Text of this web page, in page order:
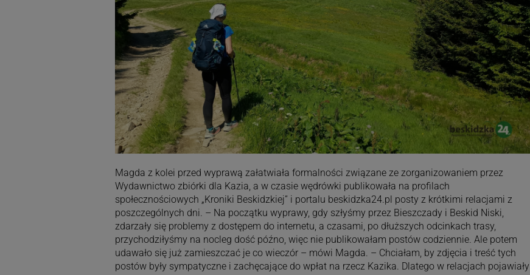
Magda z kolei przed wyprawą załatwiała formalności związane ze zorganizowaniem przez
Wydawnictwo zbiórki dla Kazia, a w czasie wędrówki publikowała na profilach
społecznościowych „Kroniki Beskidzkiej” i portalu beskidzka24.pl posty z krótkimi relacjami z
poszczególnych dni. – Na początku wyprawy, gdy szłyśmy przez Bieszczady i Beskid Niski,
zdarzały się problemy z dostępem do internetu, a czasami, po dłuższych odcinkach trasy,
przychodziłyśmy na nocleg dość późno, więc nie publikowałam postów codziennie. Ale potem
udawało się już zamieszczać je co wieczór – mówi Magda. – Chciałam, by zdjęcia i treść tych
postów były sympatyczne i zachęcające do wpłat na rzecz Kazika. Dlatego w relacjach pojawiały